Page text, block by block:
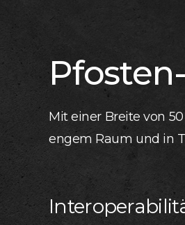
Mit einer Breite von
engem Raum und in